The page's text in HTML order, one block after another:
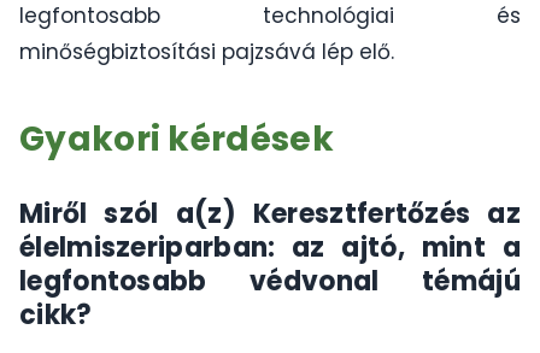
legfontosabb technológiai és
minőségbiztosítási pajzsává lép elő.
Gyakori kérdések
Miről szól a(z) Keresztfertőzés az
élelmiszeriparban: az ajtó, mint a
legfontosabb védvonal témájú
cikk?